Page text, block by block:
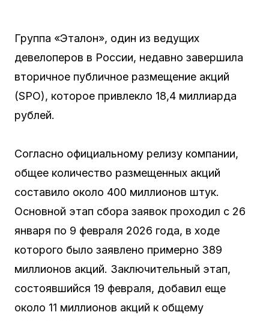
Группа «Эталон», один из ведущих
девелоперов в России, недавно завершила
вторичное публичное размещение акций
(SPO), которое привлекло 18,4 миллиарда
рублей.
Согласно официальному релизу компании,
общее количество размещенных акций
составило около 400 миллионов штук.
Основной этап сбора заявок проходил с 26
января по 9 февраля 2026 года, в ходе
которого было заявлено примерно 389
миллионов акций. Заключительный этап,
состоявшийся 19 февраля, добавил еще
около 11 миллионов акций к общему